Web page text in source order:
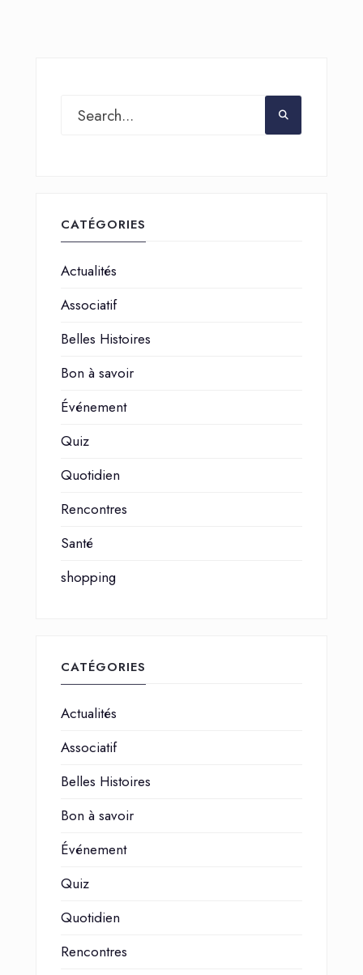
CATÉGORIES
Actualités
Associatif
Belles Histoires
Bon à savoir
Événement
Quiz
Quotidien
Rencontres
Santé
shopping
CATÉGORIES
Actualités
Associatif
Belles Histoires
Bon à savoir
Événement
Quiz
Quotidien
Rencontres